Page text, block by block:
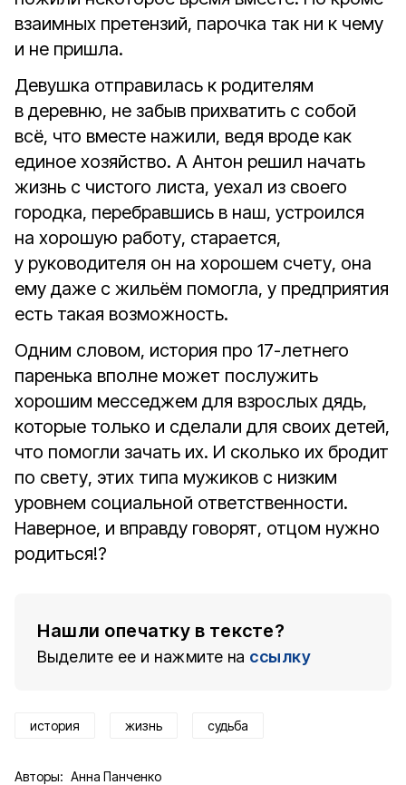
взаимных претензий, парочка так ни к чему
и не пришла.
Девушка отправилась к родителям
в деревню, не забыв прихватить с собой
всё, что вместе нажили, ведя вроде как
единое хозяйство. А Антон решил начать
жизнь с чистого листа, уехал из своего
городка, перебравшись в наш, устроился
на хорошую работу, старается,
у руководителя он на хорошем счету, она
ему даже с жильём помогла, у предприятия
есть такая возможность.
Одним словом, история про 17-летнего
паренька вполне может послужить
хорошим месседжем для взрослых дядь,
которые только и сделали для своих детей,
что помогли зачать их. И сколько их бродит
по свету, этих типа мужиков с низким
уровнем социальной ответственности.
Наверное, и вправду говорят, отцом нужно
родиться!?
Нашли опечатку в тексте?
Выделите ее и нажмите на ссылку
история жизнь судьба
Авторы: Анна Панченко